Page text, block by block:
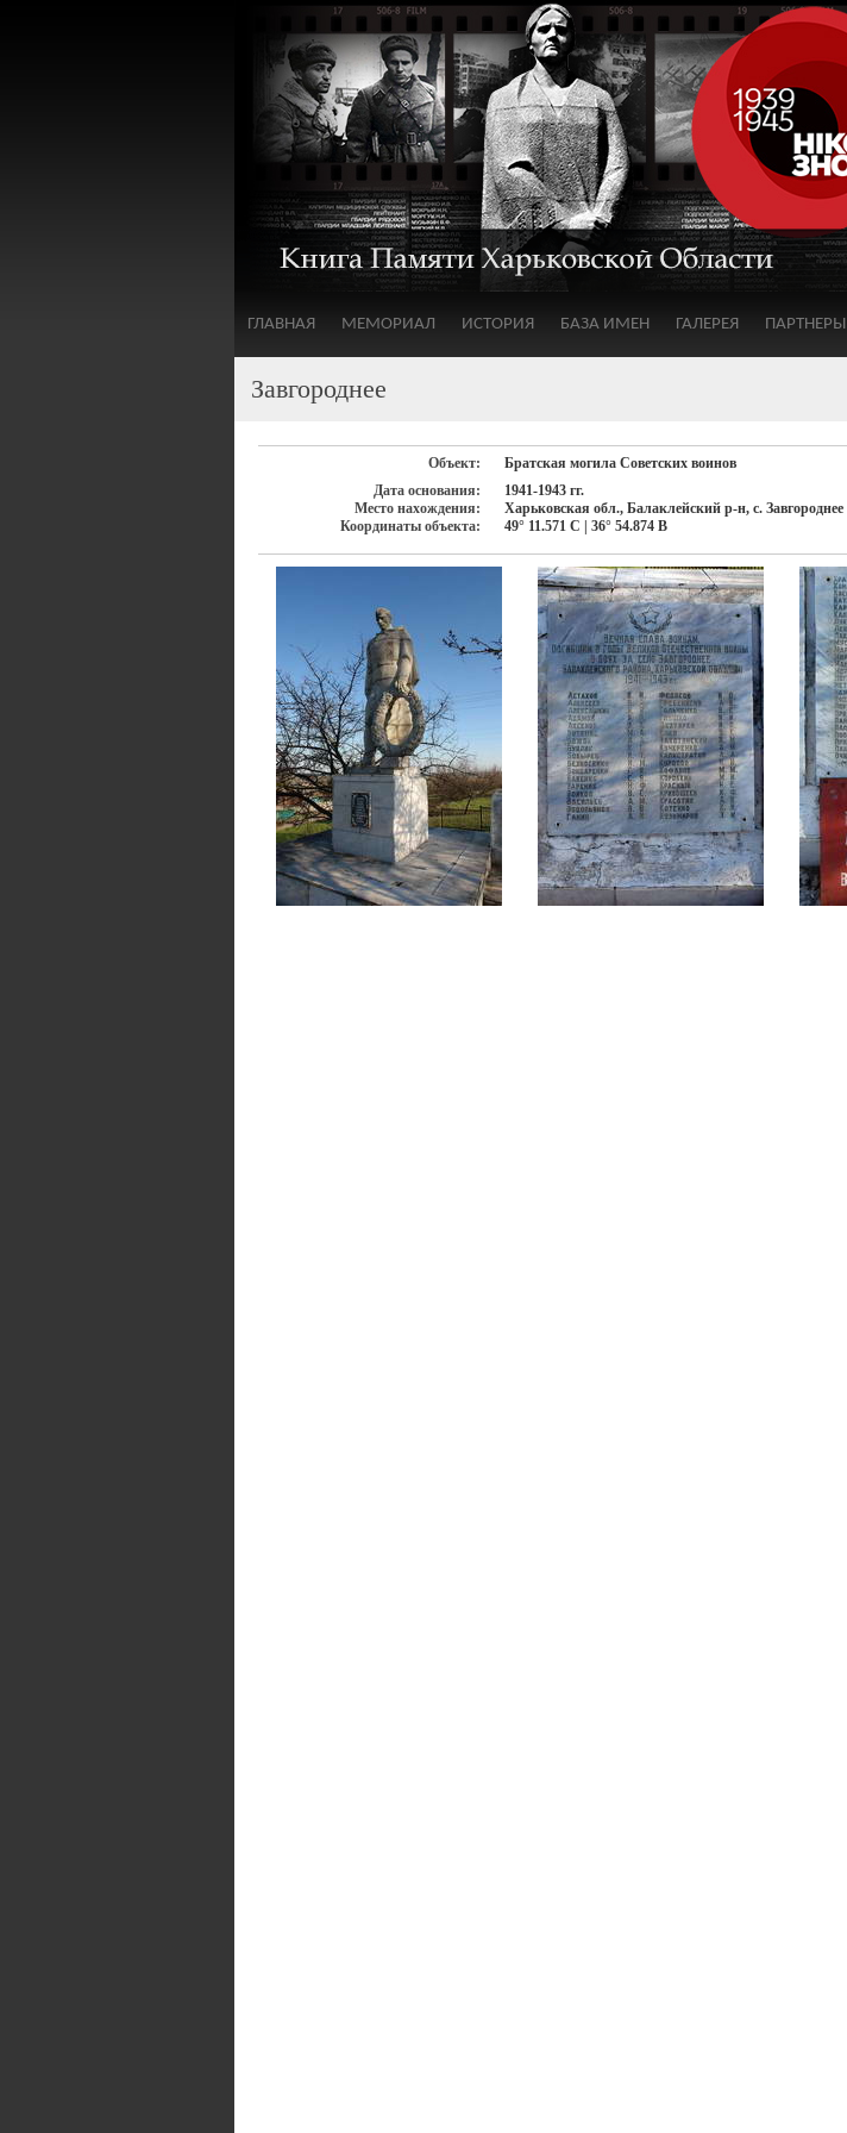
ГЛАВНАЯ МЕМОРИАЛ ИСТОРИЯ БАЗА ИМЕН ГАЛЕРЕЯ ПАРТНЕРЫ
Завгороднее
Объект:
Братская могила Советских воинов
Дата основания:
1941-1943 гг.
Место нахождения:
Харьковская обл., Балаклейский р-н, с. Завгороднее
Координаты объекта:
49° 11.571 С | 36° 54.874 В